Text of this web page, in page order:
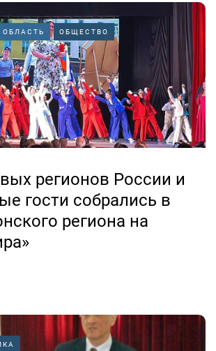
ОБЛАСТЬ ОБЩЕСТВО
регионов России и
гости собрались в
региона на